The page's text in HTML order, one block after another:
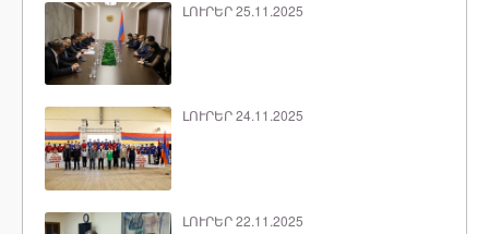
ԼՈՒՐԵՐ 25.11.2025
ԼՈՒՐԵՐ 24.11.2025
ԼՈՒՐԵՐ 22.11.2025